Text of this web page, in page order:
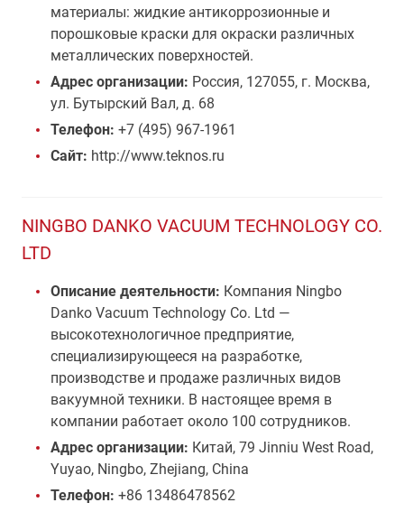
материалы: жидкие антикоррозионные и
порошковые краски для окраски различных
металлических поверхностей.
Адрес организации: Россия, 127055, г. Москва,
ул. Бутырский Вал, д. 68
Телефон: +7 (495) 967-1961
Сайт: http://www.teknos.ru
NINGBO DANKO VACUUM TECHNOLOGY CO.
LTD
Описание деятельности: Компания Ningbo
Danko Vacuum Technology Co. Ltd —
высокотехнологичное предприятие,
специализирующееся на разработке,
производстве и продаже различных видов
вакуумной техники. В настоящее время в
компании работает около 100 сотрудников.
Адрес организации: Китай, 79 Jinniu West Road,
Yuyao, Ningbo, Zhejiang, China
Телефон: +86 13486478562